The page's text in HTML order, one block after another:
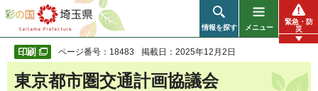
彩の国 埼玉県
情報を探す メニュー
緊急・防
災
ページ番号：18483 掲載日：2025年12月2日
東京都市圏交通計画協議会